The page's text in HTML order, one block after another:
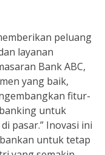
peluang
layanan
Bank ABC,
yang baik,
fitur-
untuk
pasar.” Inovasi ini
untuk tetap